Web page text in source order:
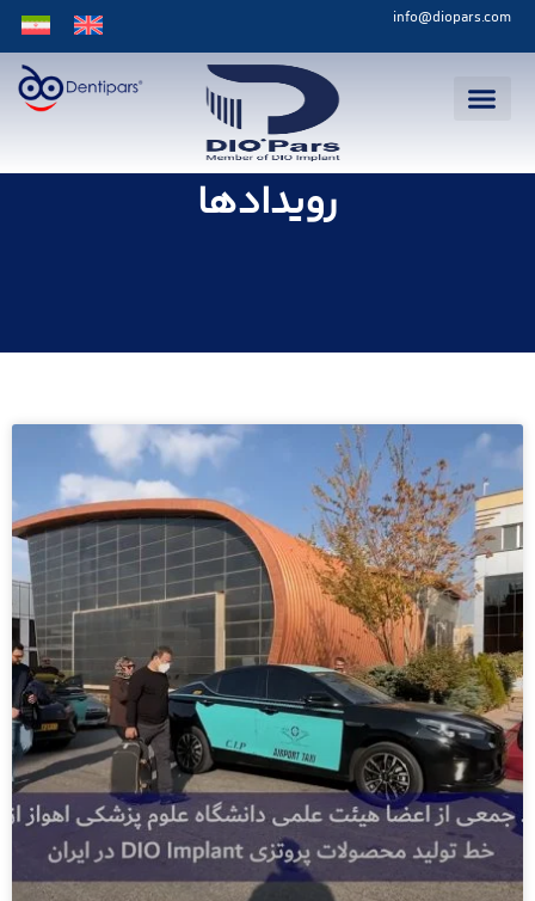
info@diopars.com
رویدادها